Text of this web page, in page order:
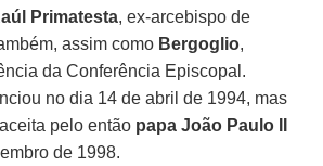
Primatesta, ex-arcebispo de
assim como Bergoglio,
da Conferência Episcopal.
no dia 14 de abril de 1994, mas
pelo então papa João Paulo II
de 1998.